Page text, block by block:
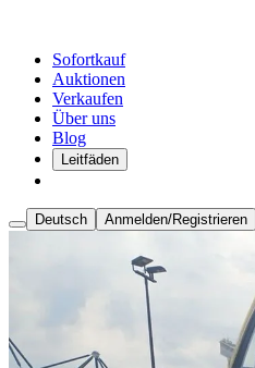
Sofortkauf
Auktionen
Verkaufen
Über uns
Blog
Leitfäden
Deutsch Anmelden/Registrieren